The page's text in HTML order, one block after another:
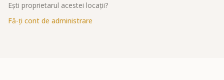
Ești proprietarul acestei locații?
Fă-ți cont de administrare